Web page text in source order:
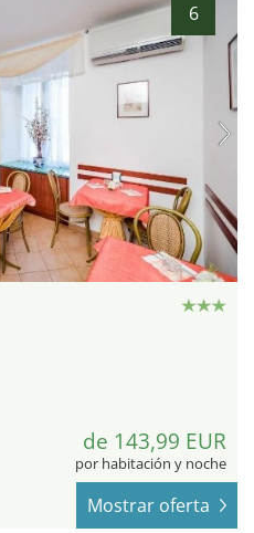
6
de 143,99 EUR
por habitación y noche
Mostrar oferta